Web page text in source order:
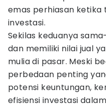
emas perhiasan ketika
investasi.
Sekilas keduanya
dan memiliki nilai jual
mulia di pasar. Meski
perbedaan penting
potensi keuntungan,
efisiensi investasi